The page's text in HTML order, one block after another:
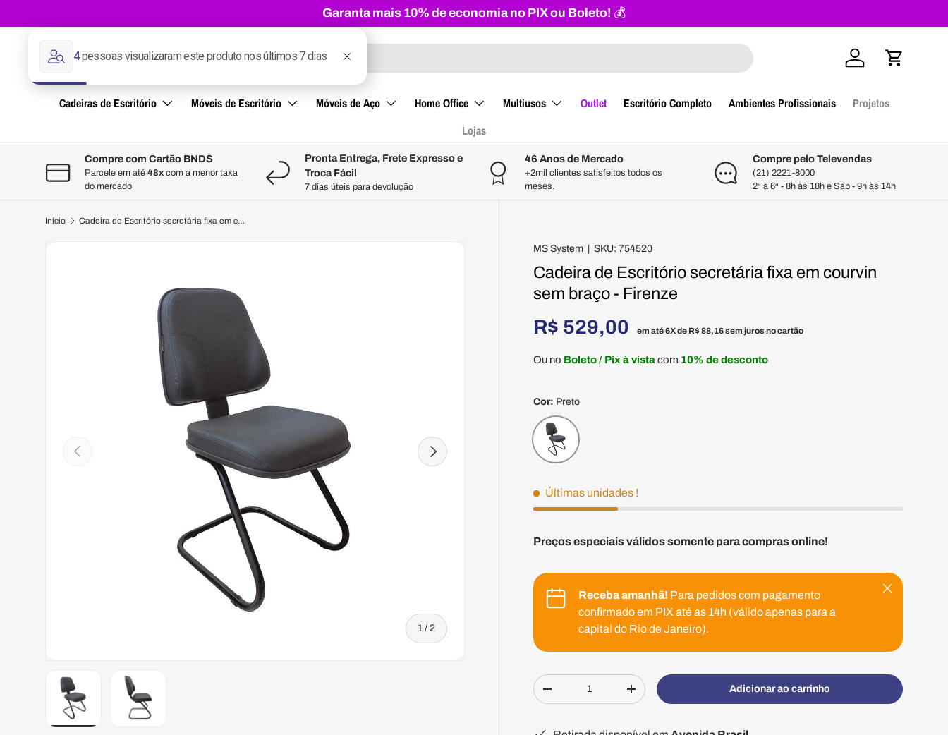
Ir para o conteúdo
Garanta mais 10% de economia no PIX ou Boleto! 💰
Pesquisar
Pesquisar
Iniciar sessão
Carrinho
Cadeiras de Escritório Móveis de Escritório Móveis de Aço Home Office Multiusos Outlet Escritório Completo Ambientes Profissionais
Projetos
Lojas
Compre com Cartão BNDS
Parcele em até 48x com a menor taxa
do mercado
Pronta Entrega, Frete Expresso e
Troca Fácil
7 dias úteis para devolução
46 Anos de Mercado
+2mil clientes satisfeitos todos os
meses.
Compre pelo Televendas
(21) 2221-8000
2ª à 6ª - 8h às 18h e Sáb - 9h às 14h
Início Cadeira de Escritório secretária fixa em courvin sem braço - Firenze
Anterior
1 /de
2
Seguinte
MS System |SKU: 754520
Cadeira de Escritório secretária fixa em courvin
sem braço - Firenze
R$ 529,00 em até 6X de R$ 88,16sem juros no cartão
Ou no Boleto / Pix à vistacom 10% de desconto
Cor: Preto
Preto
Últimas unidades !
Preços especiais válidos somente para compras online!
Receba amanhã! Para pedidos com pagamento
confirmado em PIX até as 14h (válido apenas para a
capital do Rio de Janeiro).
Fechar
Qtd.
Diminuir quantidadeAumentar quantidadeAdicionar ao carrinho